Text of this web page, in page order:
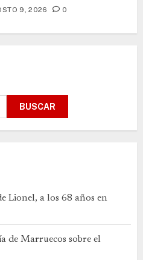
9, 2026 0
BUSCAR
Lionel, a los 68 años en
de Marruecos sobre el